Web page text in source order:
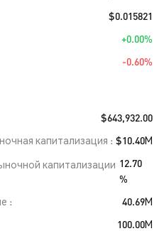
$0.015821
+0.00%
-0.60%
$643,932.00
капитализация
$10.40M
капитализации 12.70
%
40.69M
100.00M